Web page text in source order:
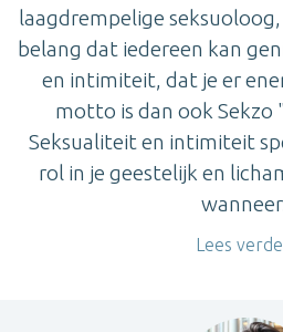
laagdrempelige
belang dat iedereen kan
en intimiteit, dat je er
motto is dan ook Sekzo
Seksualiteit en intimiteit
rol in je geestelijk en
Lees